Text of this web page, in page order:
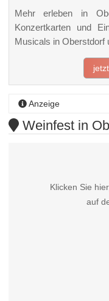
Mehr erleben in
Konzertkarten und
Musicals in Oberstdorf
Anzeige
Weinfest in
Klicken Sie
auf